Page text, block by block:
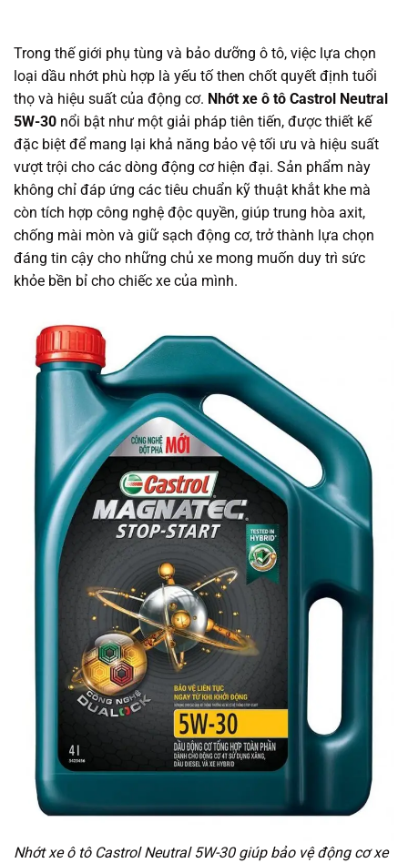
Trong thế giới phụ tùng và bảo dưỡng ô tô, việc lựa chọn
loại dầu nhớt phù hợp là yếu tố then chốt quyết định tuổi
thọ và hiệu suất của động cơ. Nhớt xe ô tô Castrol Neutral
5W-30 nổi bật như một giải pháp tiên tiến, được thiết kế
đặc biệt để mang lại khả năng bảo vệ tối ưu và hiệu suất
vượt trội cho các dòng động cơ hiện đại. Sản phẩm này
không chỉ đáp ứng các tiêu chuẩn kỹ thuật khắt khe mà
còn tích hợp công nghệ độc quyền, giúp trung hòa axit,
chống mài mòn và giữ sạch động cơ, trở thành lựa chọn
đáng tin cậy cho những chủ xe mong muốn duy trì sức
khỏe bền bỉ cho chiếc xe của mình.
Nhớt xe ô tô Castrol Neutral 5W-30 giúp bảo vệ động cơ xe